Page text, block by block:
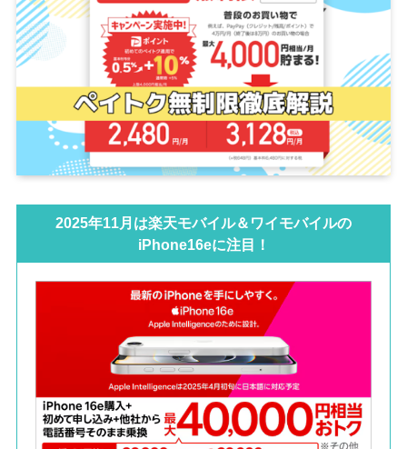
2025年11月は楽天モバイル＆ワイモバイルの
iPhone16eに注目！